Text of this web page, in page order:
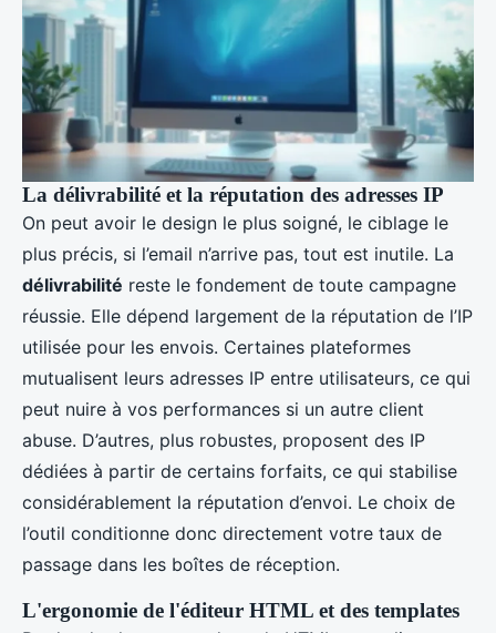
La délivrabilité et la réputation des adresses IP
On peut avoir le design le plus soigné, le ciblage le
plus précis, si l’email n’arrive pas, tout est inutile. La
délivrabilité reste le fondement de toute campagne
réussie. Elle dépend largement de la réputation de l’IP
utilisée pour les envois. Certaines plateformes
mutualisent leurs adresses IP entre utilisateurs, ce qui
peut nuire à vos performances si un autre client
abuse. D’autres, plus robustes, proposent des IP
dédiées à partir de certains forfaits, ce qui stabilise
considérablement la réputation d’envoi. Le choix de
l’outil conditionne donc directement votre taux de
passage dans les boîtes de réception.
L'ergonomie de l'éditeur HTML et des templates